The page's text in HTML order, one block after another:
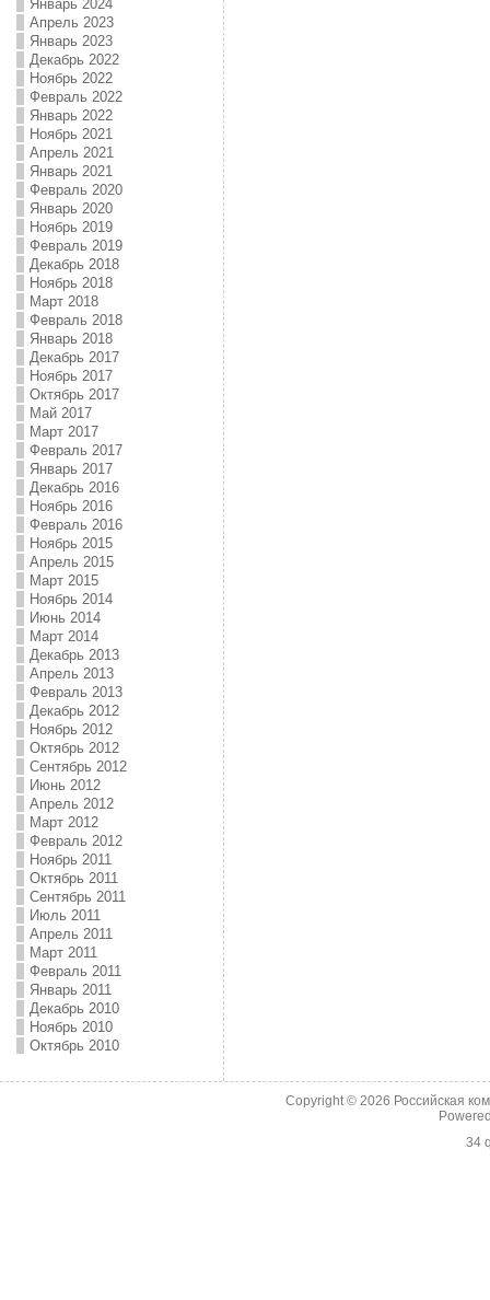
Январь 2024
Апрель 2023
Январь 2023
Декабрь 2022
Ноябрь 2022
Февраль 2022
Январь 2022
Ноябрь 2021
Апрель 2021
Январь 2021
Февраль 2020
Январь 2020
Ноябрь 2019
Февраль 2019
Декабрь 2018
Ноябрь 2018
Март 2018
Февраль 2018
Январь 2018
Декабрь 2017
Ноябрь 2017
Октябрь 2017
Май 2017
Март 2017
Февраль 2017
Январь 2017
Декабрь 2016
Ноябрь 2016
Февраль 2016
Ноябрь 2015
Апрель 2015
Март 2015
Ноябрь 2014
Июнь 2014
Март 2014
Декабрь 2013
Апрель 2013
Февраль 2013
Декабрь 2012
Ноябрь 2012
Октябрь 2012
Сентябрь 2012
Июнь 2012
Апрель 2012
Март 2012
Февраль 2012
Ноябрь 2011
Октябрь 2011
Сентябрь 2011
Июль 2011
Апрель 2011
Март 2011
Февраль 2011
Январь 2011
Декабрь 2010
Ноябрь 2010
Октябрь 2010
Copyright © 2026 Российская
34